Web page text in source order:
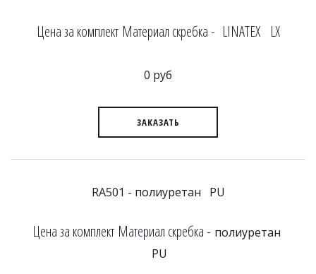
Цена за комплект Материал скребка - LINATEX LX
0 руб
ЗАКАЗАТЬ
RA501 - полиуретан PU
Цена за комплект Материал скребка - полиуретан
PU